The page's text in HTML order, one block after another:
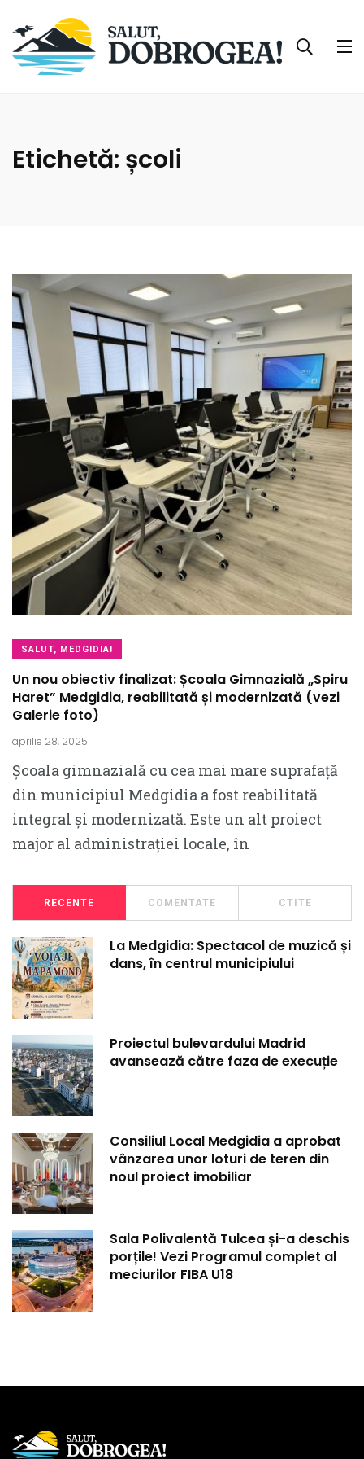
Etichetă: școli
SALUT, MEDGIDIA!
Un nou obiectiv finalizat: Școala Gimnazială „Spiru
Haret” Medgidia, reabilitată și modernizată (vezi
Galerie foto)
aprilie 28, 2025
Școala gimnazială cu cea mai mare suprafață
din municipiul Medgidia a fost reabilitată
integral și modernizată. Este un alt proiect
major al administrației locale, în
RECENTE COMENTATE CTITE
La Medgidia: Spectacol de muzică și
dans, în centrul municipiului
Proiectul bulevardului Madrid
avansează către faza de execuție
Consiliul Local Medgidia a aprobat
vânzarea unor loturi de teren din
noul proiect imobiliar
Sala Polivalentă Tulcea și-a deschis
porțile! Vezi Programul complet al
meciurilor FIBA U18